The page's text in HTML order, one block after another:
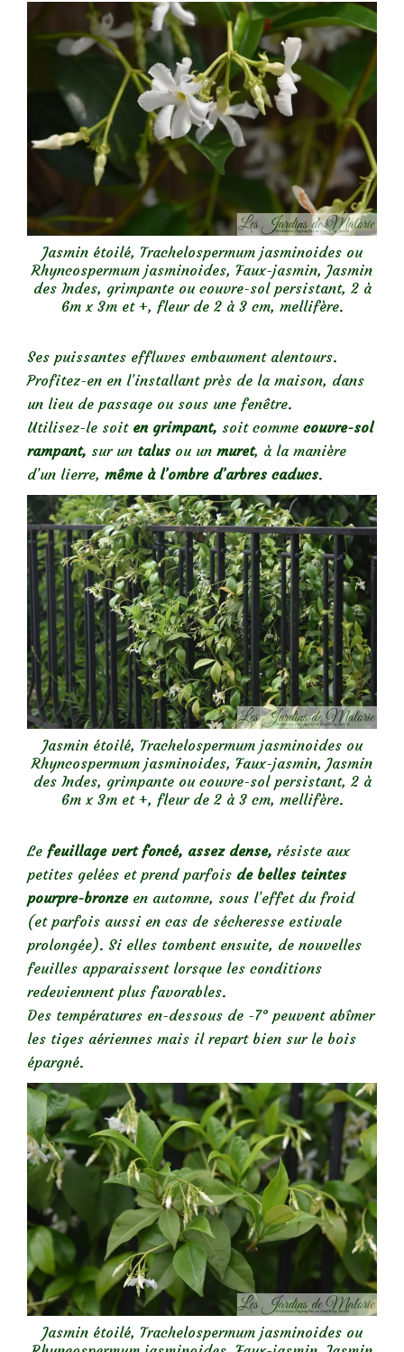
Jasmin étoilé, Trachelospermum jasminoides ou
Rhyncospermum jasminoides, Faux-jasmin, Jasmin
des Indes, grimpante ou couvre-sol persistant, 2 à
6m x 3m et +, fleur de 2 à 3 cm, mellifère.
Ses puissantes effluves embaument alentours.
Profitez-en en l’installant près de la maison, dans
un lieu de passage ou sous une fenêtre.
Utilisez-le soit en grimpant, soit comme couvre-sol
rampant, sur un talus ou un muret, à la manière
d’un lierre, même à l’ombre d’arbres caducs.
Jasmin étoilé, Trachelospermum jasminoides ou
Rhyncospermum jasminoides, Faux-jasmin, Jasmin
des Indes, grimpante ou couvre-sol persistant, 2 à
6m x 3m et +, fleur de 2 à 3 cm, mellifère.
Le feuillage vert foncé, assez dense, résiste aux
petites gelées et prend parfois de belles teintes
pourpre-bronzeen automne, sous l’effet du froid
(et parfois aussi en cas de sécheresse estivale
prolongée). Si elles tombent ensuite, de nouvelles
feuilles apparaissent lorsque les conditions
redeviennent plus favorables.
Des températures en-dessous de -7° peuvent abîmer
les tiges aériennes mais il repart bien sur le bois
épargné.
Jasmin étoilé, Trachelospermum jasminoides ou